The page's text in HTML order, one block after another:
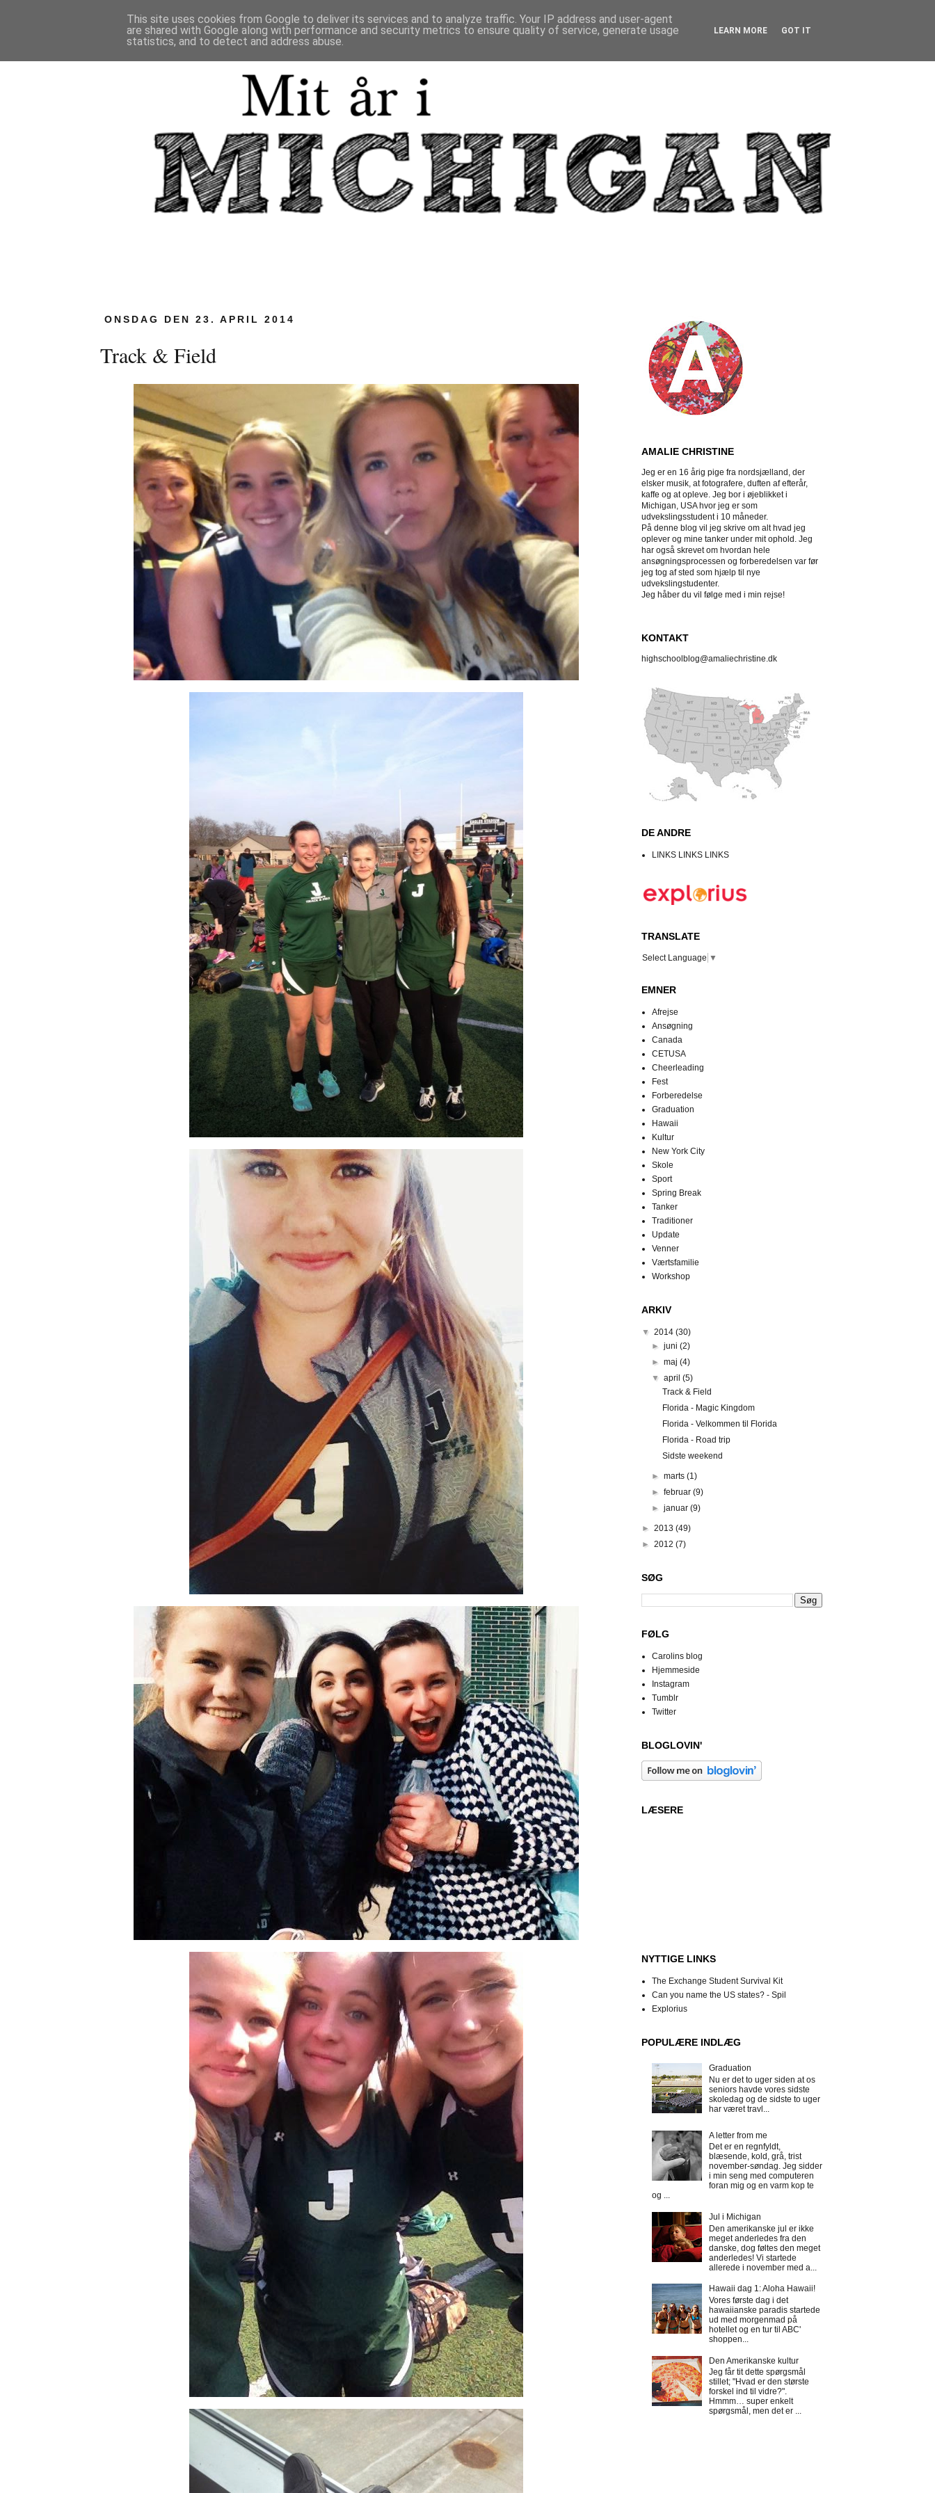
ONSDAG DEN 23. APRIL 2014
Track & Field
AMALIE CHRISTINE
Jeg er en 16 årig pige fra nordsjælland, der
elsker musik, at fotografere, duften af efterår,
kaffe og at opleve. Jeg bor i øjeblikket i
Michigan, USA hvor jeg er som
udvekslingsstudent i 10 måneder.
På denne blog vil jeg skrive om alt hvad jeg
oplever og mine tanker under mit ophold. Jeg
har også skrevet om hvordan hele
ansøgningsprocessen og forberedelsen var før
jeg tog af sted som hjælp til nye
udvekslingstudenter.
Jeg håber du vil følge med i min rejse!
KONTAKT
highschoolblog@amaliechristine.dk
DE ANDRE
LINKS LINKS LINKS
TRANSLATE
Select Language ▼
EMNER
Afrejse
Ansøgning
Canada
CETUSA
Cheerleading
Fest
Forberedelse
Graduation
Hawaii
Kultur
New York City
Skole
Sport
Spring Break
Tanker
Traditioner
Update
Venner
Værtsfamilie
Workshop
ARKIV
▼ 2014 (30)
►juni(2)
►maj(4)
▼april(5)
Track & Field
Florida - Magic Kingdom
Florida - Velkommen til Florida
Florida - Road trip
Sidste weekend
►marts(1)
►februar(9)
►januar(9)
► 2013 (49)
► 2012 (7)
SØG
FØLG
Carolins blog
Hjemmeside
Instagram
Tumblr
Twitter
BLOGLOVIN'
LÆSERE
NYTTIGE LINKS
The Exchange Student Survival Kit
Can you name the US states? - Spil
Explorius
POPULÆRE INDLÆG
Graduation
Nu er det to uger siden at os
seniors havde vores sidste
skoledag og de sidste to uger
har været travl...
A letter from me
Det er en regnfyldt,
blæsende, kold, grå, trist
november-søndag. Jeg sidder
i min seng med computeren
foran mig og en varm kop te
og ...
Jul i Michigan
Den amerikanske jul er ikke
meget anderledes fra den
danske, dog føltes den meget
anderledes! Vi startede
allerede i november med a...
Hawaii dag 1: Aloha Hawaii!
Vores første dag i det
hawaiianske paradis startede
ud med morgenmad på
hotellet og en tur til ABC'
shoppen...
Den Amerikanske kultur
Jeg får tit dette spørgsmål
stillet; "Hvad er den største
forskel ind til vidre?".
Hmmm… super enkelt
spørgsmål, men det er ...
This site uses cookies from Google to deliver its services and to analyze traffic. Your IP address and user-agent
are shared with Google along with performance and security metrics to ensure quality of service, generate usage
statistics, and to detect and address abuse.
LEARN MORE GOT IT